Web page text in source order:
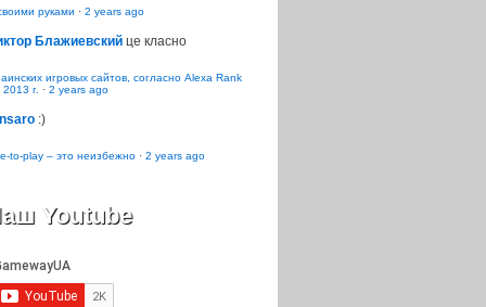
руками · 2 years ago
Блажиевский це класно
игровых сайтов, согласно Alexa Rank
г. · 2 years ago
:)
to-play – это неизбежно · 2 years ago
Youtube